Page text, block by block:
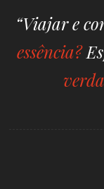
“Viajar e
essência?